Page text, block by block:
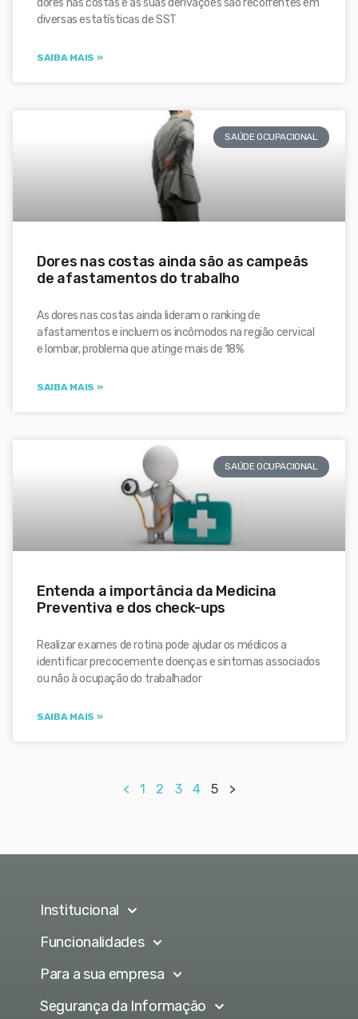
dores nas costas e as suas derivações são recorrentes em
diversas estatísticas de SST
SAIBA MAIS »
SAÚDE OCUPACIONAL
Dores nas costas ainda são as campeãs
de afastamentos do trabalho
As dores nas costas ainda lideram o ranking de
afastamentos e incluem os incômodos na região cervical
e lombar, problema que atinge mais de 18%
SAIBA MAIS »
SAÚDE OCUPACIONAL
Entenda a importância da Medicina
Preventiva e dos check-ups
Realizar exames de rotina pode ajudar os médicos a
identificar precocemente doenças e sintomas associados
ou não à ocupação do trabalhador
SAIBA MAIS »
< 1 2 3 4 5 >
Institucional
Funcionalidades
Para a sua empresa
Segurança da Informação